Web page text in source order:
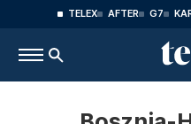
TELEX AFTER G7